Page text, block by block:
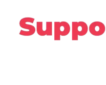
contenu